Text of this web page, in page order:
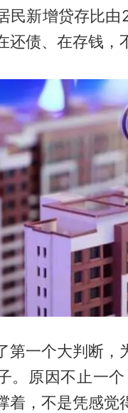
民新增贷存比
还债、在存钱，
第一个大判断
。原因不止一
着，不是凭感觉